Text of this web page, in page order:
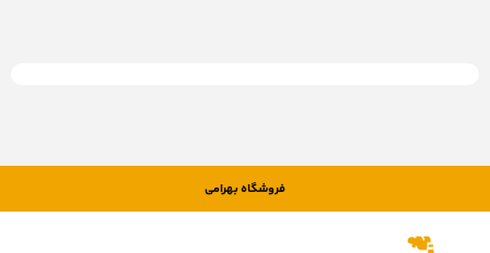
فروشگاه بهرامی